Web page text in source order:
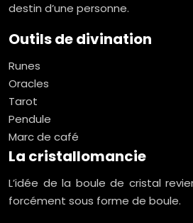
destin d’une personne.
Outils de divination
Runes
Oracles
Tarot
Pendule
Marc de café
La cristallomancie
L’idée de la boule de cristal
forcément sous forme de boule.